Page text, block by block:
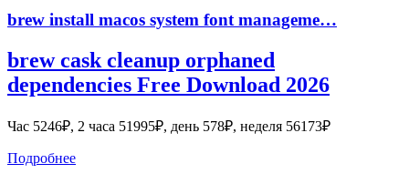
brew install macos system font manageme…
brew cask cleanup orphaned
dependencies Free Download 2026
Час 5246₽, 2 часа 51995₽, день 578₽, неделя 56173₽
Подробнее